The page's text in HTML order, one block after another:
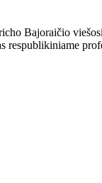
Bajoraičio
respublikiniame